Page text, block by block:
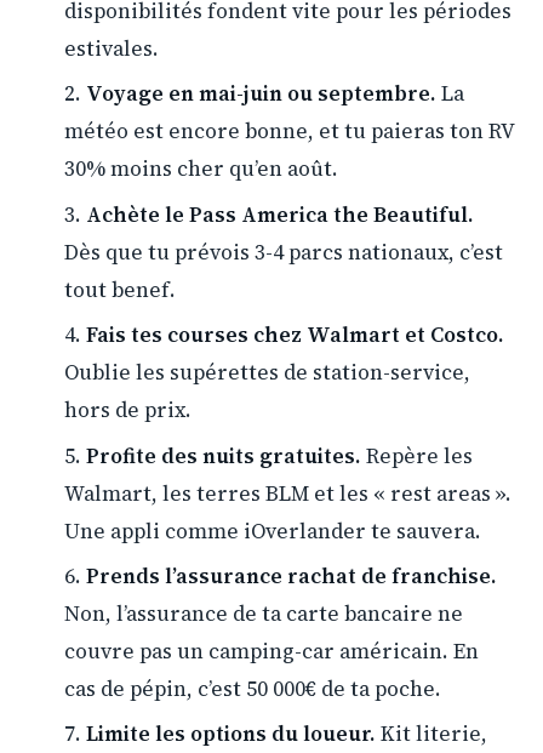
disponibilités fondent vite pour les périodes
estivales.
Voyage en mai-juin ou septembre. La
météo est encore bonne, et tu paieras ton RV
30% moins cher qu’en août.
Achète le Pass America the Beautiful.
Dès que tu prévois 3-4 parcs nationaux, c’est
tout benef.
Fais tes courses chez Walmart et Costco.
Oublie les supérettes de station-service,
hors de prix.
Profite des nuits gratuites. Repère les
Walmart, les terres BLM et les « rest areas ».
Une appli comme iOverlander te sauvera.
Prends l’assurance rachat de franchise.
Non, l’assurance de ta carte bancaire ne
couvre pas un camping-car américain. En
cas de pépin, c’est 50 000€ de ta poche.
Limite les options du loueur. Kit literie,